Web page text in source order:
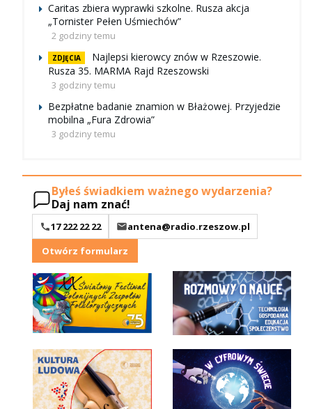
Caritas zbiera wyprawki szkolne. Rusza akcja
„Tornister Pełen Uśmiechów”
2 godziny temu
ZDJĘCIA
Najlepsi kierowcy znów w Rzeszowie.
Rusza 35. MARMA Rajd Rzeszowski
3 godziny temu
Bezpłatne badanie znamion w Błażowej. Przyjedzie
mobilna „Fura Zdrowia”
3 godziny temu
Byłeś świadkiem ważnego wydarzenia?
Daj nam znać!
17 222 22 22
antena@radio.rzeszow.pl
Otwórz formularz